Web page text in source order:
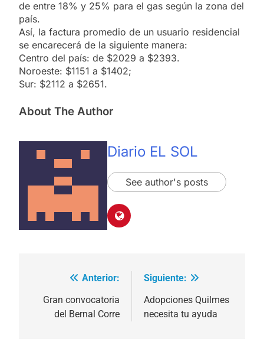
de entre 18% y 25% para el gas según la zona del
país.
Así, la factura promedio de un usuario residencial
se encarecerá de la siguiente manera:
Centro del país: de $2029 a $2393.
Noroeste: $1151 a $1402;
Sur: $2112 a $2651.
About The Author
Diario EL SOL
See author's posts
Navegación
de
Anterior:
Gran convocatoria
del Bernal Corre
Siguiente:
Adopciones Quilmes
necesita tu ayuda